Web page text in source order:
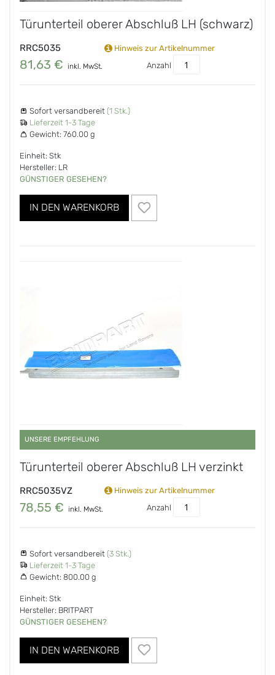
Türunterteil oberer Abschluß LH (schwarz)
RRC5035 Hinweis zur Artikelnummer
81,63 € inkl. MwSt. Anzahl
Sofort versandbereit (1 Stk.)
Lieferzeit 1-3 Tage
Gewicht: 760.00 g
Einheit: Stk
Hersteller: LR
GÜNSTIGER GESEHEN?
IN DEN WARENKORB
UNSERE EMPFEHLUNG
Türunterteil oberer Abschluß LH verzinkt
RRC5035VZ Hinweis zur Artikelnummer
78,55 € inkl. MwSt. Anzahl
Sofort versandbereit (3 Stk.)
Lieferzeit 1-3 Tage
Gewicht: 800.00 g
Einheit: Stk
Hersteller: BRITPART
GÜNSTIGER GESEHEN?
IN DEN WARENKORB